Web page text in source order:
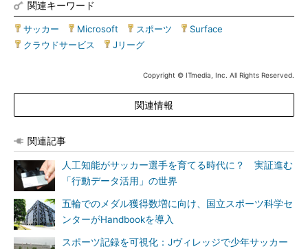
関連キーワード
サッカー Microsoft スポーツ Surface
クラウドサービス
Jリーグ
Copyright © ITmedia, Inc. All Rights Reserved.
関連情報
関連記事
人工知能がサッカー選手を育てる時代に？ 実証進む
「行動データ活用」の世界
五輪でのメダル獲得数増に向け、国立スポーツ科学セ
ンターがHandbookを導入
スポーツ記録を可視化：Jヴィレッジで少年サッカー